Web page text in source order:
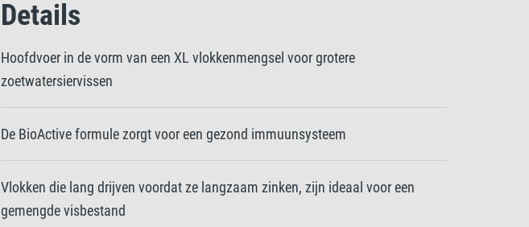
Details
Hoofdvoer in de vorm van een XL vlokkenmengsel voor grotere
zoetwatersiervissen
De BioActive formule zorgt voor een gezond immuunsysteem
Vlokken die lang drijven voordat ze langzaam zinken, zijn ideaal voor een
gemengde visbestand